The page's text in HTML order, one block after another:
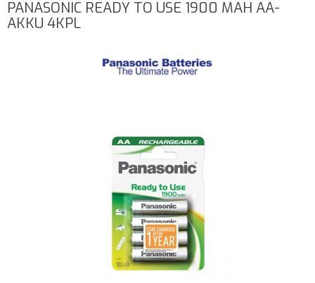
PANASONIC READY TO USE 1900 MAH AA-
AKKU 4KPL